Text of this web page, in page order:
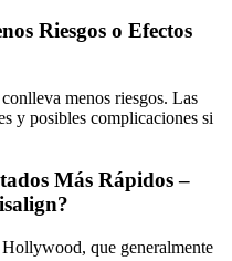
Riesgos o Efectos
menos riesgos. Las
y posibles complicaciones si
Más Rápidos –
que generalmente